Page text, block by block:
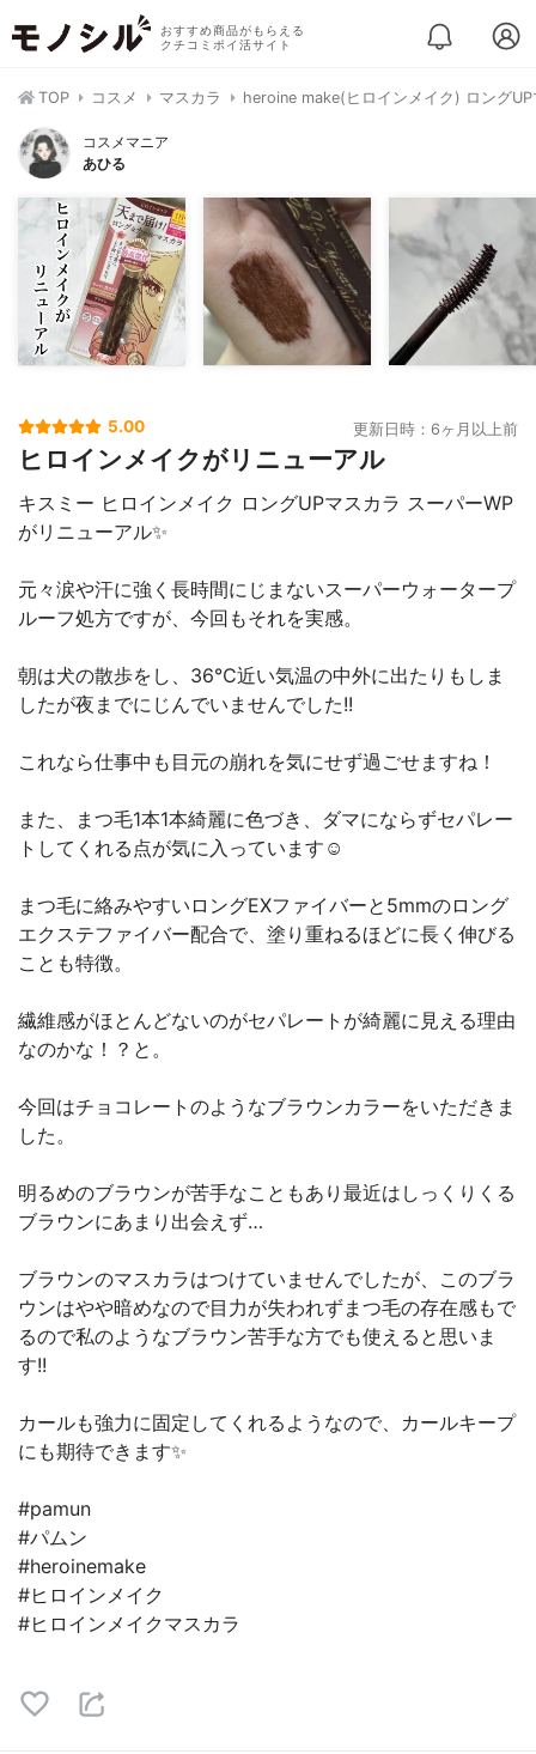
おすすめ商品がもらえる
クチコミポイ活サイト
TOP コスメ マスカラ heroine make(ヒロインメイク) ロング
コスメマニア
あひる
5.00 更新日時：6ヶ月以上前
ヒロインメイクがリニューアル
キスミー ヒロインメイク ロングUPマスカラ スーパーWP
がリニューアル✨
元々涙や汗に強く長時間にじまないスーパーウォータープ
ルーフ処方ですが、今回もそれを実感。
朝は犬の散歩をし、36℃近い気温の中外に出たりもしま
したが夜までにじんでいませんでした!!
これなら仕事中も目元の崩れを気にせず過ごせますね！
また、まつ毛1本1本綺麗に色づき、ダマにならずセパレー
トしてくれる点が気に入っています☺️
まつ毛に絡みやすいロングEXファイバーと5mmのロング
エクステファイバー配合で、塗り重ねるほどに長く伸びる
ことも特徴。
繊維感がほとんどないのがセパレートが綺麗に見える理由
なのかな！？と。
今回はチョコレートのようなブラウンカラーをいただきま
した。
明るめのブラウンが苦手なこともあり最近はしっくりくる
ブラウンにあまり出会えず…
ブラウンのマスカラはつけていませんでしたが、このブラ
ウンはやや暗めなので目力が失われずまつ毛の存在感もで
るので私のようなブラウン苦手な方でも使えると思いま
す!!
カールも強力に固定してくれるようなので、カールキープ
にも期待できます✨
#pamun
#パムン
#heroinemake
#ヒロインメイク
#ヒロインメイクマスカラ